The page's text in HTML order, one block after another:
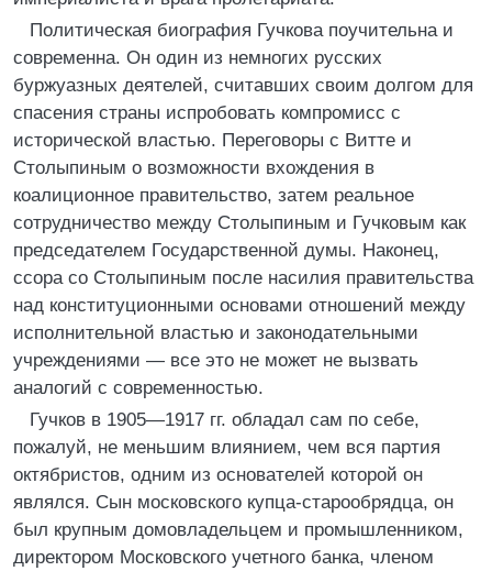
Политическая биография Гучкова поучительна и
современна. Он один из немногих русских
буржуазных деятелей, считавших своим долгом для
спасения страны испробовать компромисс с
исторической властью. Переговоры с Витте и
Столыпиным о возможности вхождения в
коалиционное правительство, затем реальное
сотрудничество между Столыпиным и Гучковым как
председателем Государственной думы. Наконец,
ссора со Столыпиным после насилия правительства
над конституционными основами отношений между
исполнительной властью и законодательными
учреждениями — все это не может не вызвать
аналогий с современностью.
Гучков в 1905—1917 гг. обладал сам по себе,
пожалуй, не меньшим влиянием, чем вся партия
октябристов, одним из основателей которой он
являлся. Сын московского купца-старообрядца, он
был крупным домовладельцем и промышленником,
директором Московского учетного банка, членом